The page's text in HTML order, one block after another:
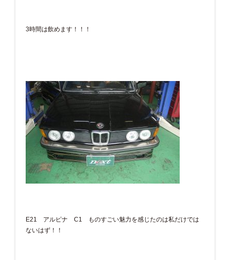
3時間は飲めます！！！
E21 アルピナ C1 ものすごい魅力を感じたのは私だけでは
ないはず！！